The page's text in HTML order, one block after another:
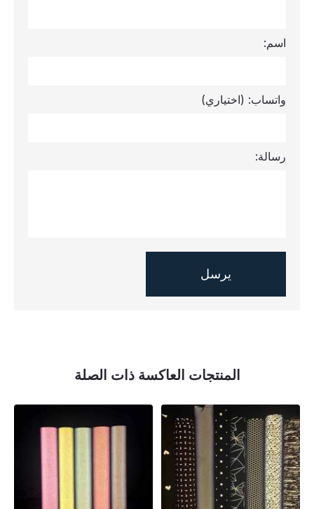
اسم:
واتساب: (اختياري)
رسالة:
المنتجات العاكسة ذات الصلة